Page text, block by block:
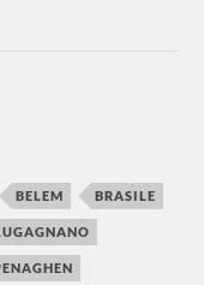
BELEM BRASILE